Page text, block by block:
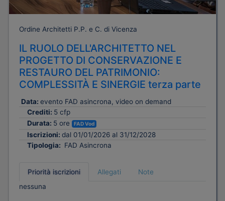
Ordine Architetti P.P. e C. di Vicenza
IL RUOLO DELL'ARCHITETTO NEL
PROGETTO DI CONSERVAZIONE E
RESTAURO DEL PATRIMONIO:
COMPLESSITÀ E SINERGIE terza parte
Data: evento FAD asincrona, video on demand
Crediti: 5 cfp
Durata: 5 ore FAD Vod
Iscrizioni: dal 01/01/2026 al 31/12/2028
Tipologia: FAD Asincrona
Priorità iscrizioni Allegati
Note
nessuna